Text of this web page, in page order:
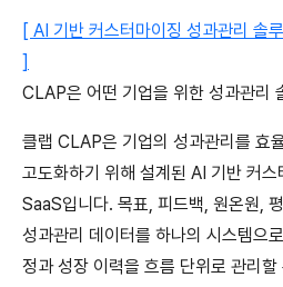
[ AI 기반 커스터마이징 성과관리 솔
]
CLAP은 어떤 기업을 위한 성과관리
클랩 CLAP은 기업의 성과관리를 효
고도화하기 위해 설계된 AI 기반 커
SaaS입니다. 목표, 피드백, 원온원,
성과관리 데이터를 하나의 시스템으
정과 성장 이력을 흐름 단위로 관리